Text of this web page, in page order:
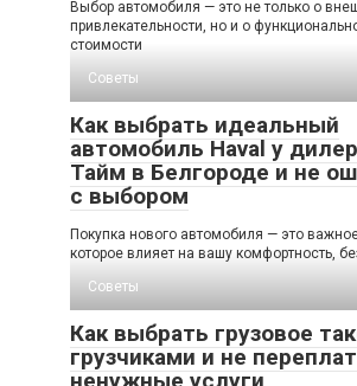
Выбор автомобиля — это не только о
привлекательности, но и о
стоимости
Советы
Как выбрать идеальный
автомобиль Haval у
Тайм в Белгороде и не
с выбором
Покупка нового автомобиля — это
которое влияет на вашу комфортность,
Советы
Как выбрать грузовое
грузчиками и не